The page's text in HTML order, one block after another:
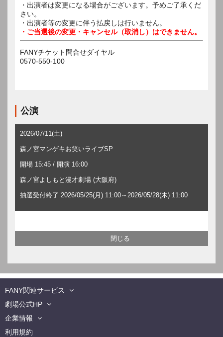
・出演者は変更になる場合がございます。予めご了承くだ
さい。
・出演者等の変更に伴う払戻しは行いません。
・ご当選後の変更・キャンセル（取消し）はできません。
FANYチケット問合せダイヤル
0570-550-100
公演
2026/07/11(土)
森ノ宮マンゲキお笑いライブSP
開場 15:45 / 開演 16:00
森ノ宮よしもと漫才劇場 (大阪府)
抽選受付終了 2026/05/25(月) 11:00～2026/05/28(木) 11:00
FANY関連サービス
劇場公式HP
企業情報
利用規約